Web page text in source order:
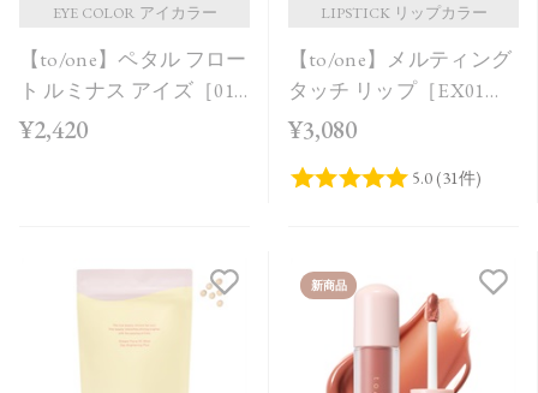
EYE COLOR アイカラー
【to/one】ペタル フロー
ト ルミナス アイズ［01
～04］＜2026 AW
¥2,420
LIPSTICK リップカラー
【to/one】メルティング
タッチ リップ［EX01～
EX03］＜限定品＞
¥3,080
新商品